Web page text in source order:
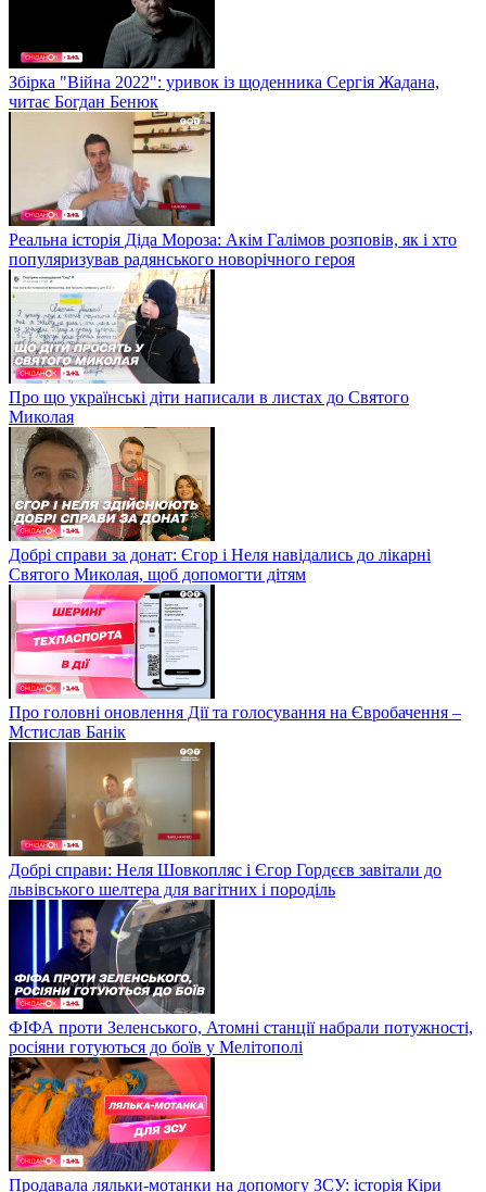
Збірка "Війна 2022": уривок із щоденника Сергія Жадана,
читає Богдан Бенюк
Реальна історія Діда Мороза: Акім Галімов розповів, як і хто
популяризував радянського новорічного героя
Про що українські діти написали в листах до Святого
Миколая
Добрі справи за донат: Єгор і Неля навідались до лікарні
Святого Миколая, щоб допомогти дітям
Про головні оновлення Дії та голосування на Євробачення –
Мстислав Банік
Добрі справи: Неля Шовкопляс і Єгор Гордєєв завітали до
львівського шелтера для вагітних і породіль
ФІФА проти Зеленського, Атомні станції набрали потужності,
росіяни готуються до боїв у Мелітополі
Продавала ляльки-мотанки на допомогу ЗСУ: історія Кіри